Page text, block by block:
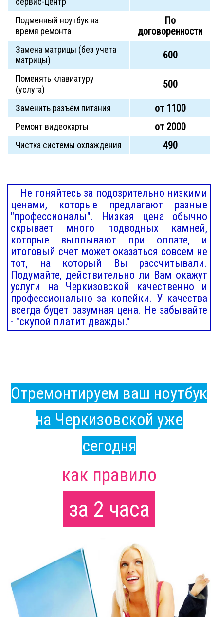
Подменный ноутбук на
время ремонта
По
договоренности
Замена матрицы (без учета
матрицы)
600
Поменять клавиатуру
(услуга)
500
Заменить разъём питания от 1100
Ремонт видеокарты от 2000
Чистка системы охлаждения 490
Не гоняйтесь за подозрительно низкими
ценами, которые предлагают разные
"профессионалы". Низкая цена обычно
скрывает много подводных камней,
которые выплывают при оплате, и
итоговый счет может оказаться совсем не
тот, на который Вы рассчитывали.
Подумайте, действительно ли Вам окажут
услуги на Черкизовской качественно и
профессионально за копейки. У качества
всегда будет разумная цена. Не забывайте
- "скупой платит дважды."
Отремонтируем ваш ноутбук
на Черкизовской уже
сегодня
как правило
за 2 часа